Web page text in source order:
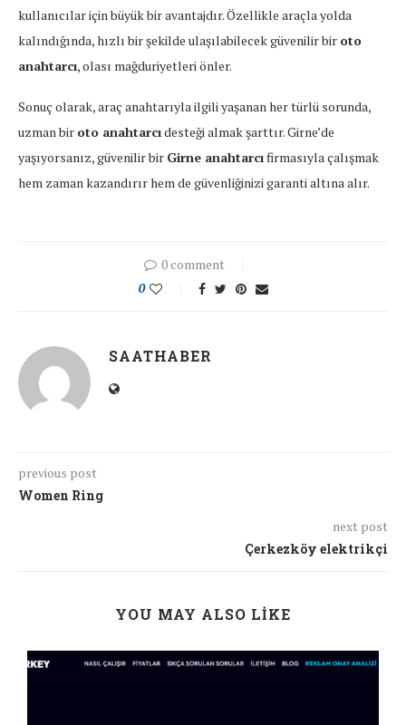
kullanıcılar için büyük bir avantajdır. Özellikle araçla yolda
kalındığında, hızlı bir şekilde ulaşılabilecek güvenilir bir oto
anahtarcı, olası mağduriyetleri önler.
Sonuç olarak, araç anahtarıyla ilgili yaşanan her türlü sorunda,
uzman bir oto anahtarcıdesteği almak şarttır. Girne’de
yaşıyorsanız, güvenilir bir Girne anahtarcıfirmasıyla çalışmak
hem zaman kazandırır hem de güvenliğinizi garanti altına alır.
0 comment
0
SAATHABER
previous post
Women Ring
next post
Çerkezköy elektrikçi
YOU MAY ALSO LIKE